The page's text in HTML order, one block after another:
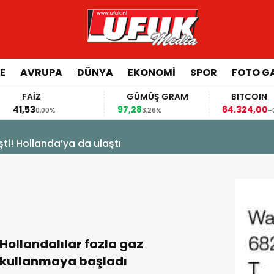
AVRUPA DÜNYA EKONOMI SPOR FOTO
FAİZ
41,530,00%
GÜMÜŞ GRAM
97,283,26%
BITCOIN
64.324,00-0,11%
Hollanda’ya da ulaştı
Hollandalılar fazla gaz
kullanmaya başladı